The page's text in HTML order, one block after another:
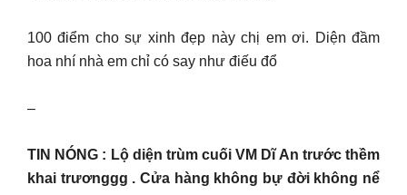
100 điểm cho sự xinh đẹp này chị em ơi. Diện đầm
hoa nhí nhà em chỉ có say như điếu đổ
–
TIN NÓNG : Lộ diện trùm cuối VM Dĩ An trước thềm
khai trươnggg . Cửa hàng không bự đời không nể